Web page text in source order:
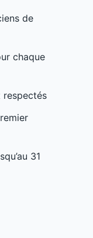
de
chaque
respectés
31